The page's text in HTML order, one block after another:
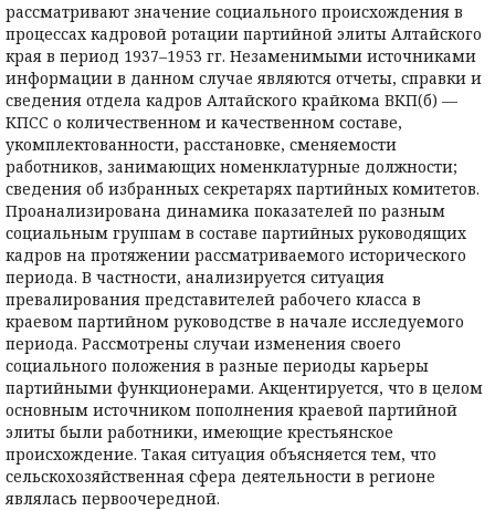
рассматривают значение социального происхождения в
процессах кадровой ротации партийной элиты Алтайского
края в период 1937–1953 гг. Незаменимыми источниками
информации в данном случае являются отчеты, справки и
сведения отдела кадров Алтайского крайкома ВКП(б) —
КПСС о количественном и качественном составе,
укомплектованности, расстановке, сменяемости
работников, занимающих номенклатурные должности;
сведения об избранных секретарях партийных комитетов.
Проанализирована динамика показателей по разным
социальным группам в составе партийных руководящих
кадров на протяжении рассматриваемого исторического
периода. В частности, анализируется ситуация
превалирования представителей рабочего класса в
краевом партийном руководстве в начале исследуемого
периода. Рассмотрены случаи изменения своего
социального положения в разные периоды карьеры
партийными функционерами. Акцентируется, что в целом
основным источником пополнения краевой партийной
элиты были работники, имеющие крестьянское
происхождение. Такая ситуация объясняется тем, что
сельскохозяйственная сфера деятельности в регионе
являлась первоочередной.